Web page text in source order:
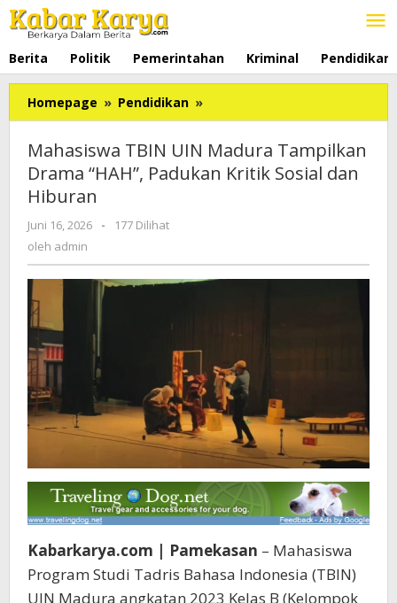
Lewati
ke
Berita Politik Pemerintahan Kriminal Pendidikan
Homepage » Pendidikan »
TBIN
Madura
Tampilkan
Sosial
Mahasiswa TBIN UIN Madura Tampilkan
Drama “HAH”, Padukan Kritik Sosial dan
Hiburan
Juni 16, 2026
oleh
-
177 Dilihat
oleh admin
Kabarkarya.com | Pamekasan – Mahasiswa
Program Studi Tadris Bahasa Indonesia (TBIN)
UIN Madura angkatan 2023 Kelas B (Kelompok